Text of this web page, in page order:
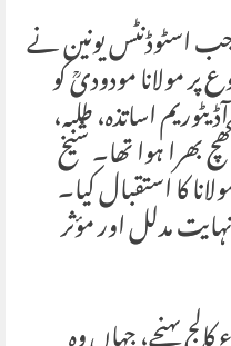
1975 کا ہے، جب اسٹوڈنٹس یونین نے
مولانا مودودیؒ کو
اساتذہ، طلبہ،
بھرا ہوا تھا۔ شیخ
کا استقبال کیا۔
مدلل اور مؤثر